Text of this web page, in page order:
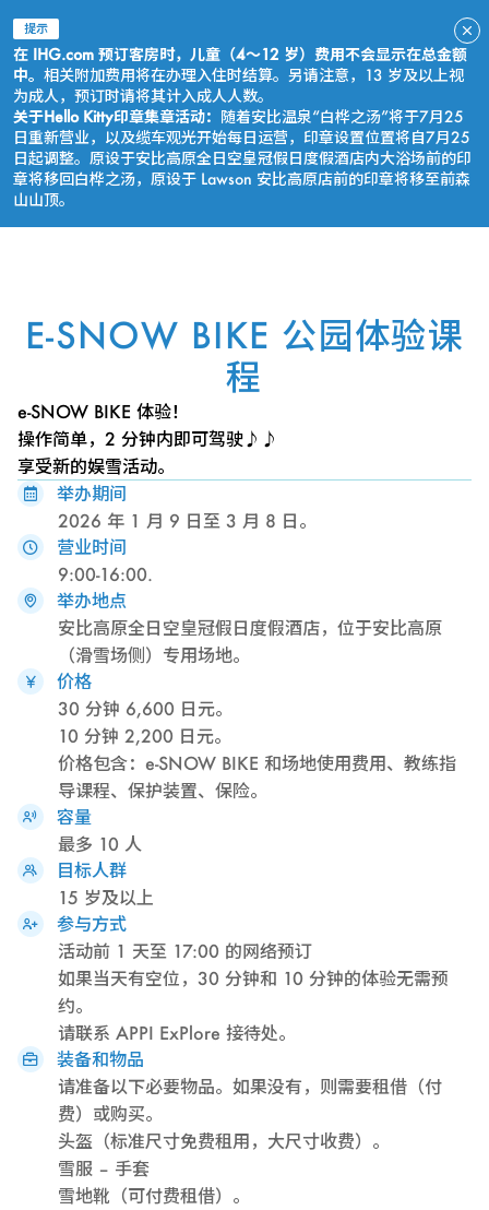
提示
在 IHG.com 预订客房时，儿童（4～12 岁）费用不会显示在总金额
中。 相关附加费用将在办理入住时结算。另请注意，13 岁及以上视
为成人，预订时请将其计入成人人数。
关于Hello Kitty印章集章活动： 随着安比温泉“白桦之汤”将于7月25
日重新营业，以及缆车观光开始每日运营，印章设置位置将自7月25
日起调整。原设于安比高原全日空皇冠假日度假酒店内大浴场前的印
章将移回白桦之汤，原设于 Lawson 安比高原店前的印章将移至前森
山山顶。
E-SNOW BIKE 公园体验课
程
e-SNOW BIKE 体验！
操作简单，2 分钟内即可驾驶♪♪
享受新的娱雪活动。
举办期间
2026 年 1 月 9 日至 3 月 8 日。
营业时间
9:00-16:00.
举办地点
安比高原全日空皇冠假日度假酒店，位于安比高原
（滑雪场侧）专用场地。
价格
30 分钟 6,600 日元。
10 分钟 2,200 日元。
价格包含：e-SNOW BIKE 和场地使用费用、教练指
导课程、保护装置、保险。
容量
最多 10 人
目标人群
15 岁及以上
参与方式
活动前 1 天至 17:00 的网络预订
如果当天有空位，30 分钟和 10 分钟的体验无需预
约。
请联系 APPI ExPlore 接待处。
装备和物品
请准备以下必要物品。如果没有，则需要租借（付
费）或购买。
头盔（标准尺寸免费租用，大尺寸收费）。
雪服 – 手套
雪地靴（可付费租借）。